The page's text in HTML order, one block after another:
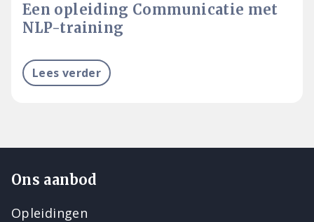
Een opleiding Communicatie met
NLP-training
Lees verder
Ons aanbod
Opleidingen